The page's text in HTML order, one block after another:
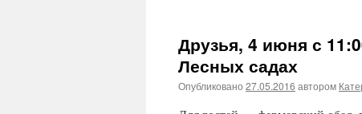
Друзья, 4 июня с
Лесных садах
Опубликовано 27.05.2016 автором